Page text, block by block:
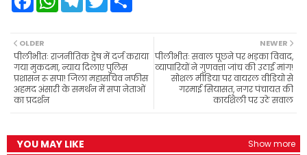
a
b
o
o
k
A
p
p
e
r
a
m
w
e
r
NEWER
पीलीभीतः सवाल पूछने पर भड़का विवाद,
व्यापारियों ने गुणवत्ता जांच की उठाई मांग!
सोशल मीडिया पर वायरल वीडियो से
गरमाई सियासत, नगर पंचायत की
कार्यशैली पर उठे सवाल
OLDER
पीलीभीतः राजनीतिक द्वेष में दर्ज कराया
गया मुकदमा, न्याय दिलाए पुलिस
प्रशासन रू सपा! जिला महासचिव नफीस
अहमद अंसारी के समर्थन में सपा नेताओं
का प्रदर्शन
YOU MAY LIKE Show more